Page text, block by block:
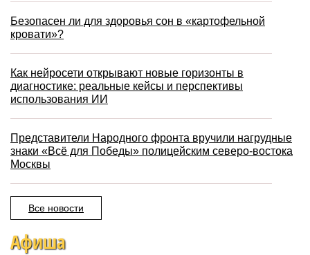
Безопасен ли для здоровья сон в «картофельной
кровати»?
Как нейросети открывают новые горизонты в
диагностике: реальные кейсы и перспективы
использования ИИ
Представители Народного фронта вручили нагрудные
знаки «Всё для Победы» полицейским северо-востока
Москвы
Все новости
Афиша